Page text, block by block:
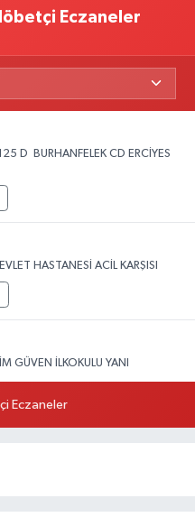
Eczaneler
D BURHANFELEK CD ERCİYES
HASTANESİ ACİL KARŞISI
GÜVEN İLKOKULU YANI
Eczaneler